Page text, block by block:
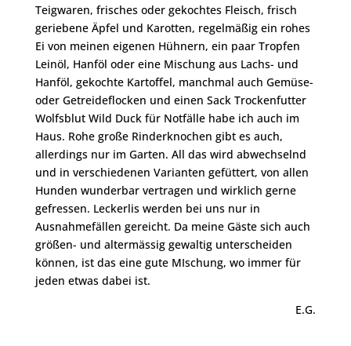
Teigwaren, frisches oder gekochtes Fleisch, frisch
geriebene Äpfel und Karotten, regelmäßig ein rohes
Ei von meinen eigenen Hühnern, ein paar Tropfen
Leinöl, Hanföl oder eine Mischung aus Lachs- und
Hanföl, gekochte Kartoffel, manchmal auch Gemüse-
oder Getreideflocken und einen Sack Trockenfutter
Wolfsblut Wild Duck für Notfälle habe ich auch im
Haus. Rohe große Rinderknochen gibt es auch,
allerdings nur im Garten. All das wird abwechselnd
und in verschiedenen Varianten gefüttert, von allen
Hunden wunderbar vertragen und wirklich gerne
gefressen. Leckerlis werden bei uns nur in
Ausnahmefällen gereicht. Da meine Gäste sich auch
größen- und altermässig gewaltig unterscheiden
können, ist das eine gute MIschung, wo immer für
jeden etwas dabei ist.
E.G.